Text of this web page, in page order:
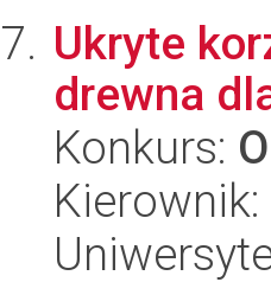
Ukryte
drewna
Konkurs:
Kierownik: